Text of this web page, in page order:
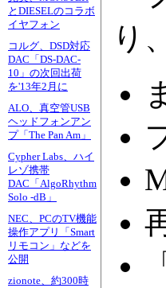
とDIESELのコラボ
イヤフォン
コルグ、DSD対応
DAC「DS-DAC-
10」の次回出荷
を'13年2月に
ALO、真空管USB
ヘッドフォンアン
プ「The Pan Am」
Cypher Labs、ハイ
レゾ携帯
DAC「AlgoRhythm
Solo -dB」
NEC、PCのTV機能
操作アプリ「Smart
リモコン」などを
公開
zionote、約300時
り